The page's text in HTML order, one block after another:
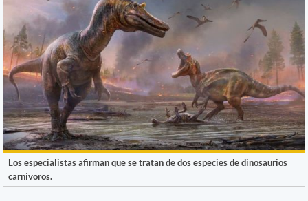
Los especialistas afirman que se tratan de dos especies de dinosaurios
carnívoros.